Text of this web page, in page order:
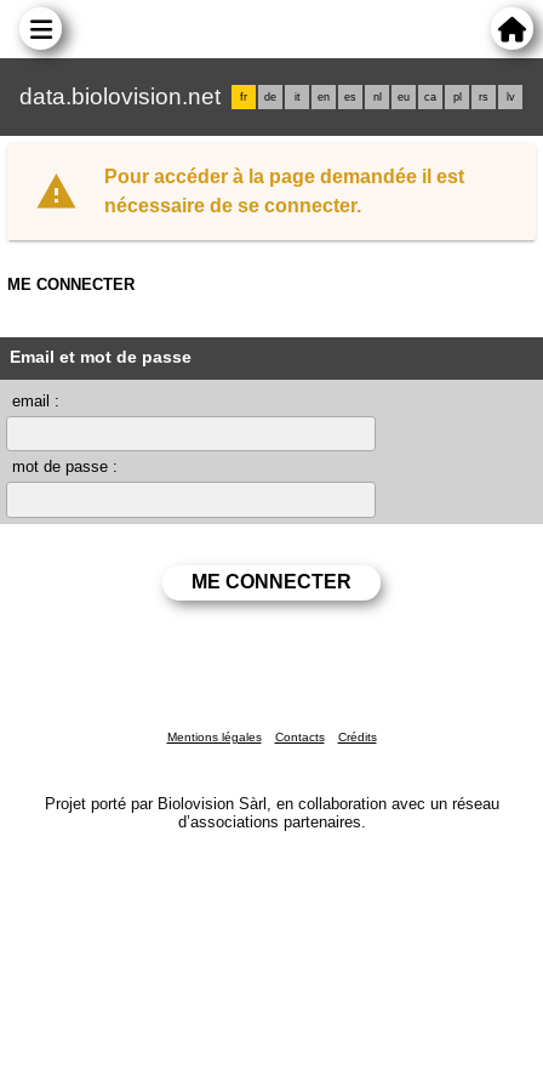
data.biolovision.net fr de it en es nl eu ca pl rs lv
Pour accéder à la page demandée il est
nécessaire de se connecter.
ME CONNECTER
Email et mot de passe
email :
mot de passe :
Mentions légales Contacts Crédits
Projet porté par Biolovision Sàrl, en collaboration avec un réseau
d’associations partenaires.